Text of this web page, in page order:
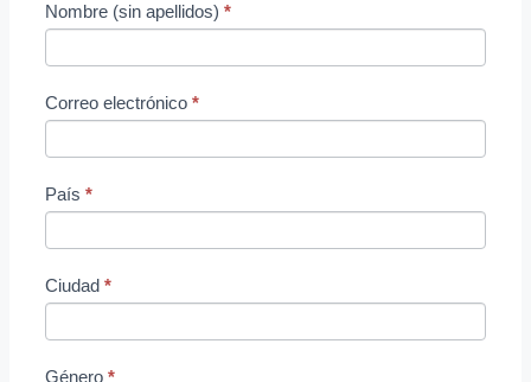
Nombre (sin apellidos) *
Correo electrónico *
País *
Ciudad *
Género *